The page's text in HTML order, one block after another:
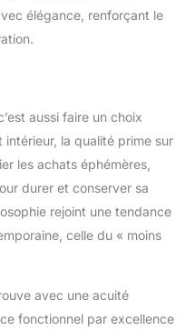
élégance, renforçant le
aussi faire un choix
la qualité prime sur
les achats éphémères,
durer et conserver sa
rejoint une tendance
celle du « moins
avec une acuité
fonctionnel par excellence